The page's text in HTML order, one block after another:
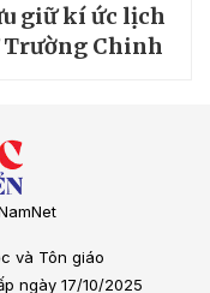
giữ kí ức lịch
Trường Chinh
và Tôn giáo
ngày 17/10/2025